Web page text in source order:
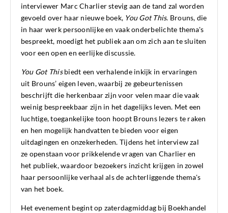
interviewer Marc Charlier stevig aan de tand zal worden
gevoeld over haar nieuwe boek, You Got This. Brouns, die
in haar werk persoonlijke en vaak onderbelichte thema's
bespreekt, moedigt het publiek aan om zich aan te sluiten
voor een open en eerlijke discussie.
You Got Thisbiedt een verhalende inkijk in ervaringen
uit Brouns’ eigen leven, waarbij ze gebeurtenissen
beschrijft die herkenbaar zijn voor velen maar die vaak
weinig bespreekbaar zijn in het dagelijks leven. Met een
luchtige, toegankelijke toon hoopt Brouns lezers te raken
en hen mogelijk handvatten te bieden voor eigen
uitdagingen en onzekerheden. Tijdens het interview zal
ze openstaan voor prikkelende vragen van Charlier en
het publiek, waardoor bezoekers inzicht krijgen in zowel
haar persoonlijke verhaal als de achterliggende thema's
van het boek.
Het evenement begint op zaterdagmiddag bij Boekhandel